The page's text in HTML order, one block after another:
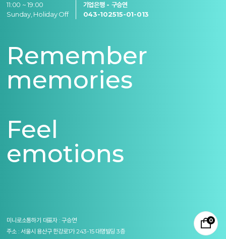
0
11:00 ~ 19:00
Sunday, Holiday Off
기업은행 - 구승연
043-102515-01-013
Remember
memories
Feel
emotions
미니로소통하기 대표자 : 구승연
주소 : 서울시 용산구 한강로1가 243-15 대명빌딩 3층